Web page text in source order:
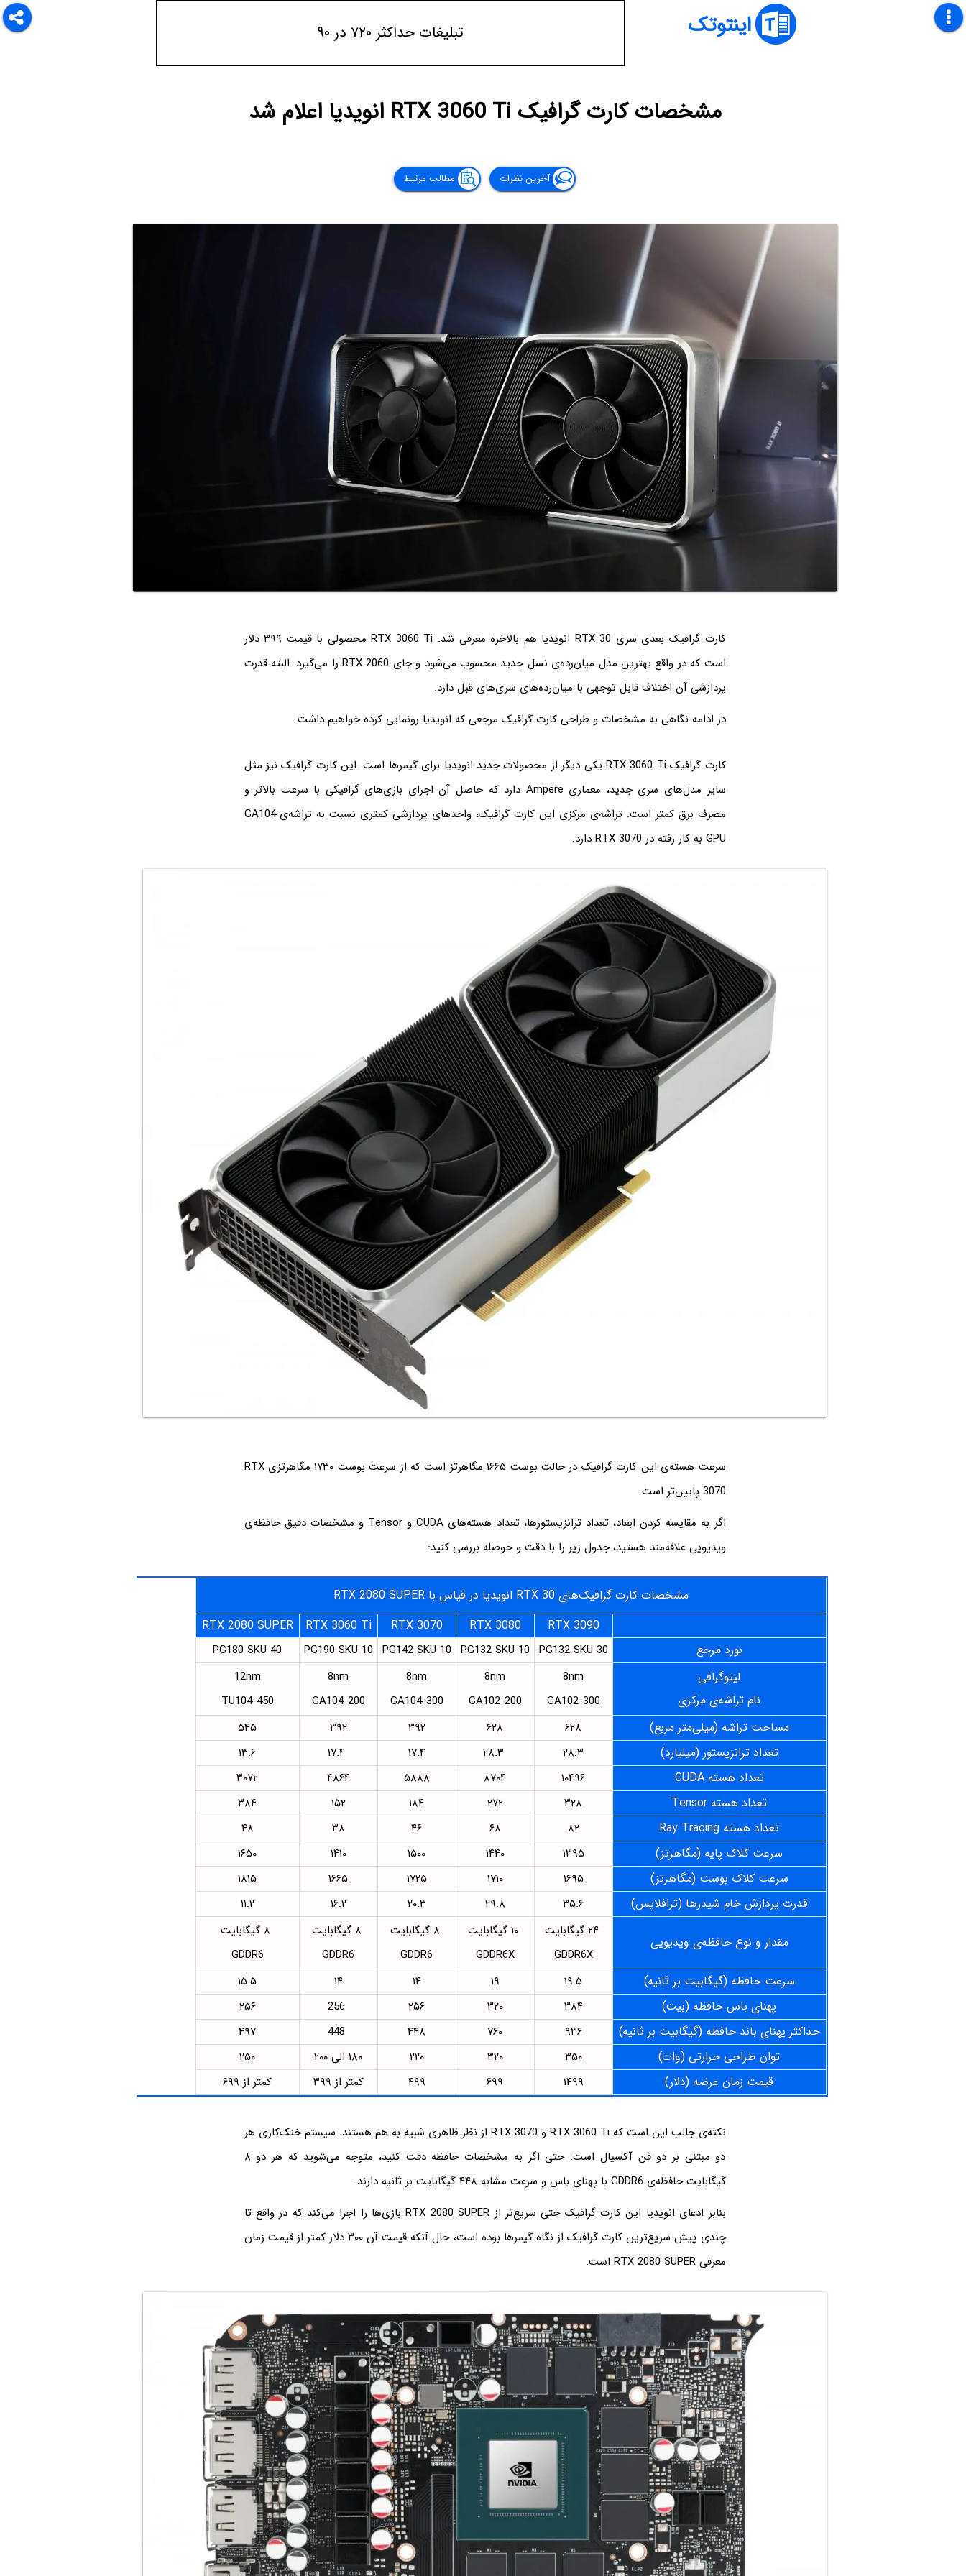
اینتوتک تبلیغات حداکثر ۷۲۰ در ۹۰
مشخصات کارت گرافیک RTX 3060 Ti انویدیا اعلام شد
آخرین نظرات مطالب مرتبط
کارت گرافیک بعدی سری RTX 30 انویدیا هم بالاخره معرفی شد. RTX 3060 Ti محصولی با قیمت ۳۹۹ دلار
است که در واقع بهترین مدل میان‌رده‌ی نسل جدید محسوب می‌شود و جای RTX 2060 را می‌گیرد. البته قدرت
پردازشی آن اختلاف قابل توجهی با میان‌رده‌های سری‌های قبل دارد.
در ادامه نگاهی به مشخصات و طراحی کارت گرافیک مرجعی که انویدیا رونمایی کرده خواهیم داشت.
کارت گرافیک RTX 3060 Ti یکی دیگر از محصولات جدید انویدیا برای گیمرها است. این کارت گرافیک نیز مثل
سایر مدل‌های سری جدید، معماری Ampere دارد که حاصل آن اجرای بازی‌های گرافیکی با سرعت بالاتر و
مصرف برق کمتر است. تراشه‌ی مرکزی این کارت گرافیک، واحدهای پردازشی کمتری نسبت به تراشه‌ی GA104
GPU به کار رفته در RTX 3070 دارد.
سرعت هسته‌ی این کارت گرافیک در حالت بوست ۱۶۶۵ مگاهرتز است که از سرعت بوست ۱۷۳۰ مگاهرتزی RTX
3070 پایین‌تر است.
اگر به مقایسه کردن ابعاد، تعداد ترانزیستورها، تعداد هسته‌های CUDA و Tensor و مشخصات دقیق حافظه‌ی
ویدیویی علاقه‌مند هستید، جدول زیر را با دقت و حوصله بررسی کنید:
مشخصات کارت گرافیک‌های RTX 30 انویدیا در قیاس با RTX 2080 SUPER
RTX 3090
RTX 3080
RTX 3070
RTX 3060 Ti
RTX 2080 SUPER
بورد مرجع
PG132 SKU 30
PG132 SKU 10
PG142 SKU 10
PG190 SKU 10
PG180 SKU 40
لیتوگرافی
نام تراشه‌ی مرکزی
8nm
GA102-300
8nm
GA102-200
8nm
GA104-300
8nm
GA104-200
12nm
TU104-450
مساحت تراشه (میلی‌متر مربع) ۶۲۸ ۶۲۸ ۳۹۲ ۳۹۲ ۵۴۵
تعداد ترانزیستور (میلیارد) ۲۸.۳ ۱۷.۴ ۱۳.۶
تعداد هسته CUDA ۱۰۴۹۶ ۸۷۰۴ ۵۸۸۸ ۴۸۶۴ ۳۰۷۲
تعداد هسته Tensor ۳۲۸ ۲۷۲ ۱۸۴ ۱۵۲ ۳۸۴
تعداد هسته Ray Tracing ۸۲ ۶۸ ۴۶ ۳۸ ۴۸
سرعت کلاک پایه (مگاهرتز) ۱۳۹۵ ۱۴۴۰ ۱۵۰۰ ۱۴۱۰ ۱۶۵۰
سرعت کلاک بوست (مگاهرتز) ۱۶۹۵ ۱۷۱۰ ۱۷۲۵ ۱۶۶۵ ۱۸۱۵
قدرت پردازش خام شیدرها (ترافلاپس) ۳۵.۶ ۲۹.۸ ۲۰.۳ ۱۶.۲ ۱۱.۲
مقدار و نوع حافظه‌ی ویدیویی
۲۴ گیگابایت
GDDR6X
GDDR6X
GDDR6
GDDR6
GDDR6
سرعت حافظه (گیگابیت بر ثانیه) ۱۹.۵ ۱۹ ۱۴ ۱۴ ۱۵.۵
پهنای باس حافظه (بیت) ۳۸۴ ۳۲۰ ۲۵۶ ۲۵۶
حداکثر پهنای باند حافظه (گیگابیت بر ثانیه) ۹۳۶ ۷۶۰ ۴۴۸ ۴۹۷
توان طراحی حرارتی (وات) ۳۵۰ ۳۲۰ ۲۲۰ ۱۸۰ الی ۲۰۰ ۲۵۰
قیمت زمان عرضه (دلار) ۱۴۹۹ ۶۹۹ ۴۹۹ کمتر از ۳۹۹ کمتر از ۶۹۹
نکته‌ی جالب این است که RTX 3060 Ti و RTX 3070 از نظر ظاهری شبیه به هم هستند. سیستم خنک‌کاری هر
دو مبتنی بر دو فن آکسیال است. حتی اگر به مشخصات حافظه دقت کنید، متوجه می‌شوید که هر دو ۸
گیگابایت حافظه‌ی GDDR6 با پهنای باس و سرعت مشابه ۴۴۸ گیگابایت بر ثانیه دارند.
بنابر ادعای انویدیا این کارت گرافیک حتی سریع‌تر از RTX 2080 SUPER بازی‌ها را اجرا می‌کند که در واقع تا
چندی پیش سریع‌ترین کارت گرافیک از نگاه گیمرها بوده است، حال آنکه قیمت آن ۳۰۰ دلار کمتر از قیمت زمان
معرفی RTX 2080 SUPER است.